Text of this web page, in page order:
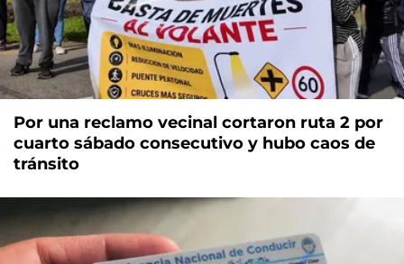
Por una reclamo vecinal cortaron ruta 2 por
cuarto sábado consecutivo y hubo caos de
tránsito